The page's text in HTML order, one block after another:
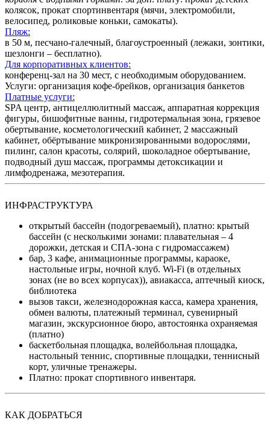
колясок, прокат спортинвентаря (мячи, электромобили,
велосипед, роликовые коньки, самокаты).
Пляж:
в 50 м, песчано-галечный, благоустроенный (лежаки, зонтики,
шезлонги – бесплатно).
Для корпоративных клиентов:
конференц-зал на 30 мест, с необходимым оборудованием.
Услуги: организация кофе-брейков, организация банкетов
Платные услуги:
SPA центр, антицеллюлитный массаж, аппаратная коррекция
фигуры, бишофитные ванны, гидротермальная зона, грязевое
обертывание, косметологический кабинет, 2 массажный
кабинет, обёртывание микронизированными водорослями,
пилинг, салон красоты, солярий, шоколадное обертывание,
подводный душ массаж, программы детоксикации и
лимфодренажа, мезотерапия.
ИНФРАСТРУКТУРА
открытый бассейн (подогреваемый), платно: крытый
бассейн (с несколькими зонами: плавательная – 4
дорожки, детская и СПА-зона с гидромассажем)
бар, 3 кафе, анимационные программы, караоке,
настольные игры, ночной клуб. Wi-Fi (в отдельных
зонах (не во всех корпусах)), авиакасса, аптечный киоск,
библиотека
вызов такси, железнодорожная касса, камера хранения,
обмен валюты, платежный терминал, сувенирный
магазин, экскурсионное бюро, автостоянка охраняемая
(платно)
баскетбольная площадка, волейбольная площадка,
настольный теннис, спортивные площадки, теннисный
корт, уличные тренажеры.
Платно: прокат спортивного инвентаря.
КАК ДОБРАТЬСЯ